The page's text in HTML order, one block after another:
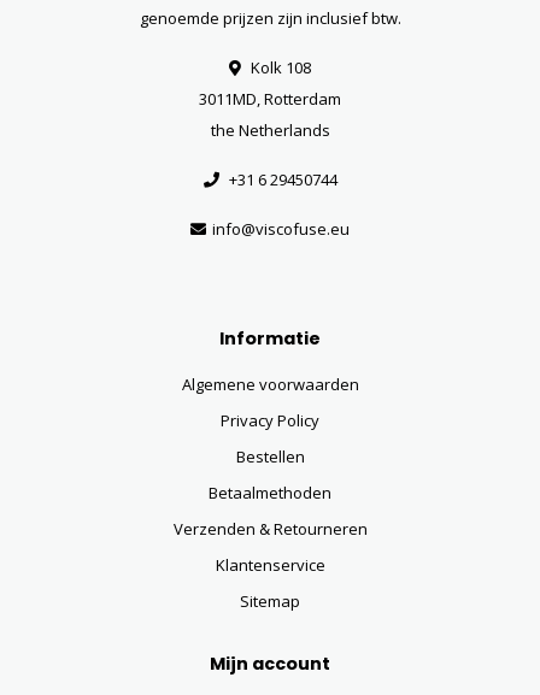
genoemde prijzen zijn inclusief btw.
Kolk 108
3011MD, Rotterdam
the Netherlands
+31 6 29450744
info@viscofuse.eu
Informatie
Algemene voorwaarden
Privacy Policy
Bestellen
Betaalmethoden
Verzenden & Retourneren
Klantenservice
Sitemap
Mijn account